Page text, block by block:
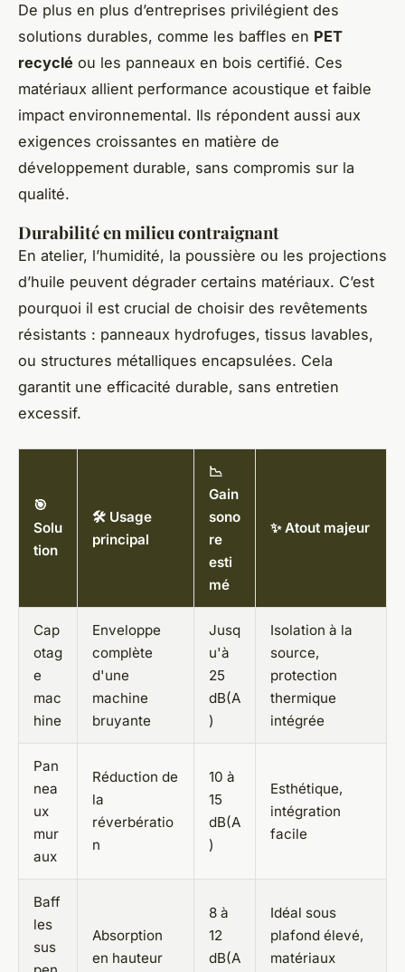
De plus en plus d’entreprises privilégient des
solutions durables, comme les baffles en PET
recyclé ou les panneaux en bois certifié. Ces
matériaux allient performance acoustique et faible
impact environnemental. Ils répondent aussi aux
exigences croissantes en matière de
développement durable, sans compromis sur la
qualité.
Durabilité en milieu contraignant
En atelier, l’humidité, la poussière ou les projections
d’huile peuvent dégrader certains matériaux. C’est
pourquoi il est crucial de choisir des revêtements
résistants : panneaux hydrofuges, tissus lavables,
ou structures métalliques encapsulées. Cela
garantit une efficacité durable, sans entretien
excessif.
🎯
Solu
tion
🛠️ Usage
principal
📉
Gain
sono
re
esti
mé
✨ Atout majeur
Cap
otag
e
mac
hine
Enveloppe
complète
d'une
machine
bruyante
Jusq
u'à
25
dB(A
)
Isolation à la
source,
protection
thermique
intégrée
Pan
nea
ux
mur
aux
Réduction de
la
réverbératio
n
10 à
15
dB(A
)
Esthétique,
intégration
facile
Baff
les
sus
Absorption
en hauteur
8 à
12
dB(A
Idéal sous
plafond élevé,
matériaux